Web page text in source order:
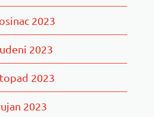
2023
2023
2023
2023